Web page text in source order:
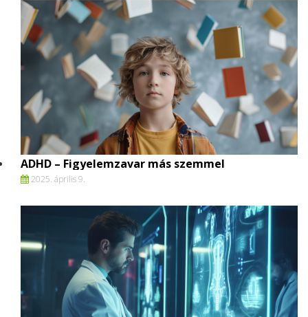
ADHD – Figyelemzavar más szemmel
2025. április 9.